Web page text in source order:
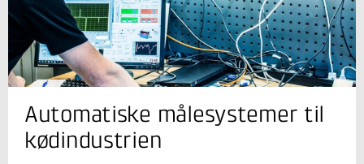
Jeg er din kontaktperson
Dennis Brandborg Nielsen
Centerchef
Bæredygtighed og Digitalisering
Automatiske målesystemer til
kødindustrien